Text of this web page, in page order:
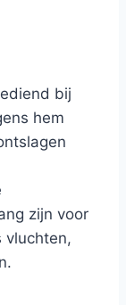
bij
hem
zijn voor
vluchten,